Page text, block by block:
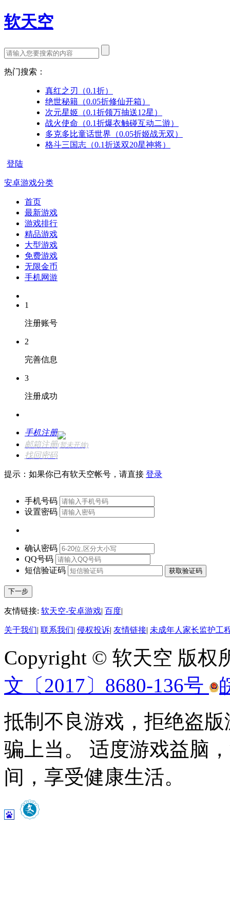
软天空
热门搜索：
真红之刃（0.1折）
绝世秘籍（0.05折修仙开箱）
次元星姬（0.1折领万抽送12星）
战火使命（0.1折爆衣触碰互动二游）
多克多比童话世界（0.05折姬战无双）
格斗三国志（0.1折送双20星神将）
登陆
安卓游戏分类
首页
最新游戏
游戏排行
精品游戏
大型游戏
免费游戏
无限金币
手机网游
1
注册账号
2
完善信息
3
注册成功
手机注册
邮箱注册(暂未开放)
找回密码
提示：如果你已有软天空帐号，请直接 登录
手机号码
设置密码
确认密码
QQ号码
短信验证码
获取验证码
友情链接: 软天空-安卓游戏| 百度|
关于我们| 联系我们| 侵权投诉| 友情链接| 未成年人家长监护工
Copyright © 软天空 版权
文〔2017〕8680-136号
抵制不良游戏，拒绝盗
骗上当。 适度游戏益脑
间，享受健康生活。